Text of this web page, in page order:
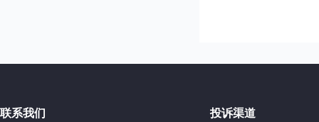
联系我们 投诉渠道